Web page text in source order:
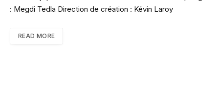
: Megdi Tedla Direction de création : Kévin Laroy
READ MORE